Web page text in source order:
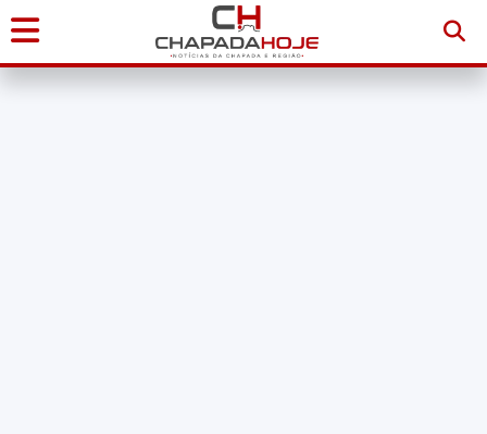
Início